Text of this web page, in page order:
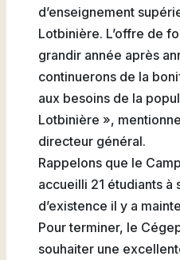
d’enseignement
Lotbinière. L’offre de
grandir année après
continuerons de la
aux besoins de la
Lotbinière »,
directeur général.
Rappelons que le
accueilli 21 étudiants à
d’existence il y a
Pour terminer, le
souhaiter une